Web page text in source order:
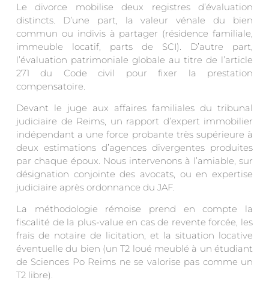
Le divorce mobilise deux registres d’évaluation
distincts. D’une part, la valeur vénale du bien
commun ou indivis à partager (résidence familiale,
immeuble locatif, parts de SCI). D’autre part,
l’évaluation patrimoniale globale au titre de l’article
271 du Code civil pour fixer la prestation
compensatoire.
Devant le juge aux affaires familiales du tribunal
judiciaire de Reims, un rapport d’expert immobilier
indépendant a une force probante très supérieure à
deux estimations d’agences divergentes produites
par chaque époux. Nous intervenons à l’amiable, sur
désignation conjointe des avocats, ou en expertise
judiciaire après ordonnance du JAF.
La méthodologie rémoise prend en compte la
fiscalité de la plus-value en cas de revente forcée, les
frais de notaire de licitation, et la situation locative
éventuelle du bien (un T2 loué meublé à un étudiant
de Sciences Po Reims ne se valorise pas comme un
T2 libre).